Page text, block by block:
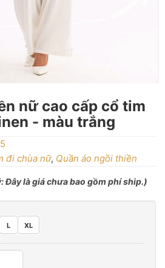
nữ cao cấp cổ tim
- màu trắng
đi chùa nữ, Quần áo ngồi thiền
Đây là giá chưa bao gồm phí ship.)
L XL